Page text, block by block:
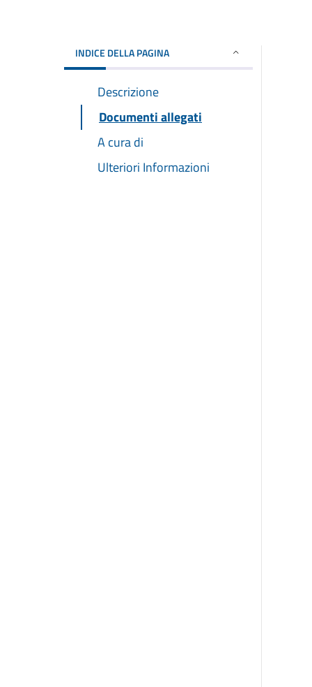
INDICE DELLA PAGINA
Descrizione
Documenti allegati
A cura di
Ulteriori Informazioni